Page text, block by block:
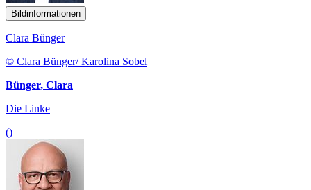
Bildinformationen
Clara Bünger
© Clara Bünger/ Karolina Sobel
Bünger, Clara
Die Linke
()